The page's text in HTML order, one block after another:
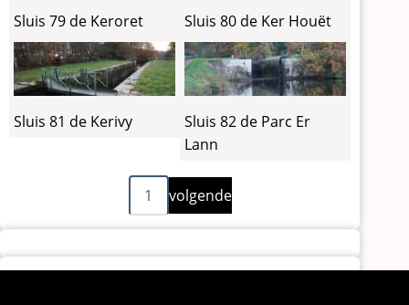
Sluis 79 de Keroret Sluis 80 de Ker Houët
Sluis 81 de Kerivy
Sluis 82 de Parc Er
Lann
1
Volgende
pagina
volgende